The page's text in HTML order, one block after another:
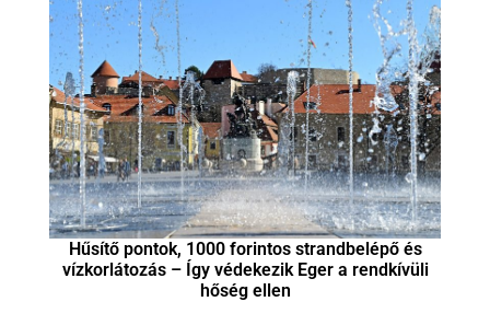
Hűsítő pontok, 1000 forintos strandbelépő és
vízkorlátozás – Így védekezik Eger a rendkívüli
hőség ellen